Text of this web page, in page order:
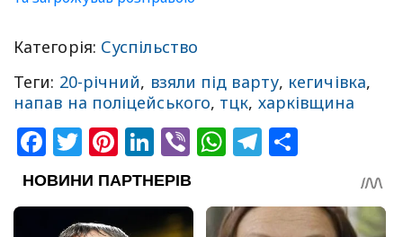
Категорія: Суспільство
Теги: 20-річний, взяли під варту, кегичівка,
напав на поліцейського, тцк, харківщина
Facebook
Twitter
Pinterest
LinkedIn
ViberWhatsApp
Telegram